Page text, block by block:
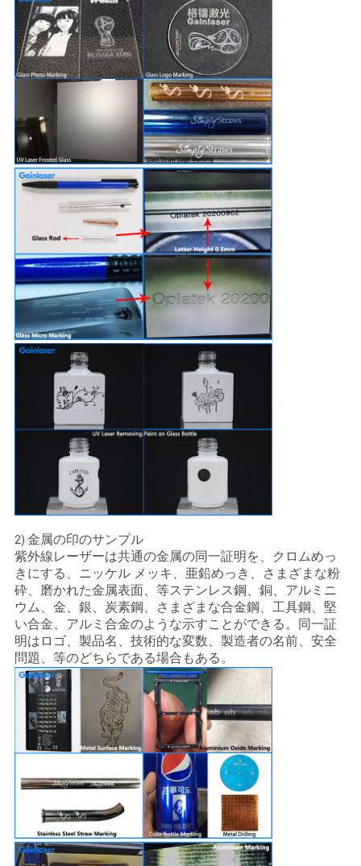
2) 金属の印のサンプル
紫外線レーザーは共通の金属の同一証明を、クロムめっ
きにする、ニッケル メッキ、亜鉛めっき、さまざまな粉
砕、磨かれた金属表面、等ステンレス鋼、銅、アルミニ
ウム、金、銀、炭素鋼、さまざまな合金鋼、工具鋼、堅
い合金、アルミ合金のような示すことができる。同一証
明はロゴ、製品名、技術的な変数、製造者の名前、安全
問題、等のどちらである場合もある。